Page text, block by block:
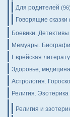
Для родителей (96)
Говорящие сказки
Боевики. Детективы
Мемуары.
Еврейская
Здоровье, медицина
Астрология.
Религия. Эзотерика
Религия и